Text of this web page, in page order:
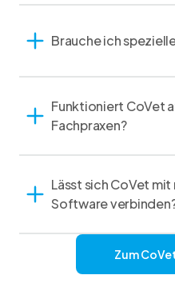
Brauche ich
Funktioniert CoVet
Fachpraxen?
Lässt sich CoVet
Software
Zum